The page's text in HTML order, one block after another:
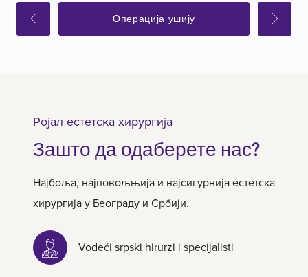
Операција ушију
Ројал естетска хирургија
Зашто да одаберете нас?
Најбоља, најповољњија и најсигурнија естетска
хирургија у Београду и Србији.
Vodeći srpski hirurzi i specijalisti